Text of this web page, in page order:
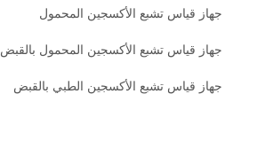
جهاز قياس تشبع الأكسجين المحمول
جهاز قياس تشبع الأكسجين المحمول بالقبض
جهاز قياس تشبع الأكسجين الطبي بالقبض